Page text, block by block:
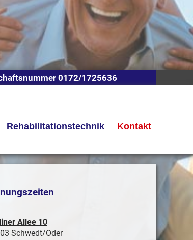
0172/1725636
Rehabilitationstechnik Kontakt
Allee 10
Schwedt/Oder